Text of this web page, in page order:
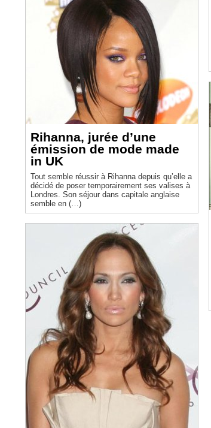
Rihanna, jurée d’une
émission de mode made
in UK
Tout semble réussir à Rihanna depuis qu’elle a
décidé de poser temporairement ses valises à
Londres. Son séjour dans capitale anglaise
semble en (…)